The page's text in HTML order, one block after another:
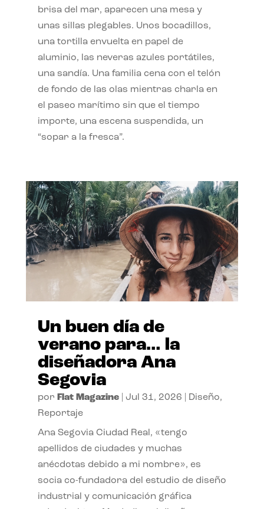
brisa del mar, aparecen una mesa y
unas sillas plegables. Unos bocadillos,
una tortilla envuelta en papel de
aluminio, las neveras azules portátiles,
una sandía. Una familia cena con el telón
de fondo de las olas mientras charla en
el paseo marítimo sin que el tiempo
importe, una escena suspendida, un
“sopar a la fresca”.
Un buen día de
verano para… la
diseñadora Ana
Segovia
por Flat Magazine| Jul 31, 2026 Diseño,
Reportaje
Ana Segovia Ciudad Real, «tengo
apellidos de ciudades y muchas
anécdotas debido a mi nombre», es
socia co-fundadora del estudio de diseño
industrial y comunicación gráfica